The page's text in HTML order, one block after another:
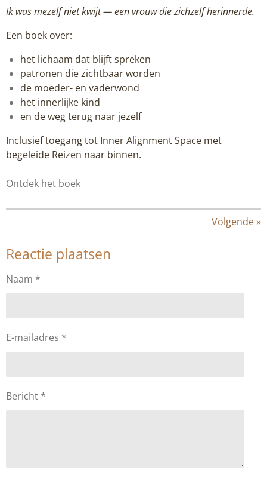
Ik was mezelf niet kwijt — een vrouw die zichzelf herinnerde.
Een boek over:
het lichaam dat blijft spreken
patronen die zichtbaar worden
de moeder- en vaderwond
het innerlijke kind
en de weg terug naar jezelf
Inclusief toegang tot Inner Alignment Space met
begeleide Reizen naar binnen.
Ontdek het boek
Volgende»
Reactie plaatsen
Naam *
E-mailadres *
Bericht *